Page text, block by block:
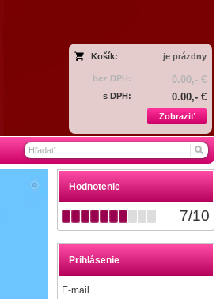
Košík: je prázdny
bez DPH: 0.00,- €
s DPH: 0.00,- €
Zobraziť
Hodnotenie
7/10
Prihlásenie
E-mail